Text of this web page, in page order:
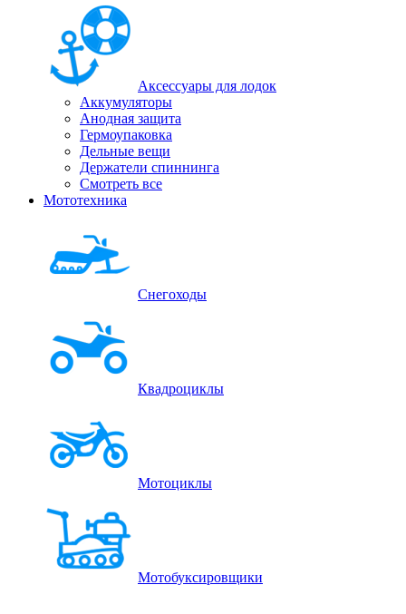
Аксессуары для лодок
Аккумуляторы
Анодная защита
Гермоупаковка
Дельные вещи
Держатели спиннинга
Смотреть все
Мототехника
Снегоходы
Квадроциклы
Мотоциклы
Мотобуксировщики